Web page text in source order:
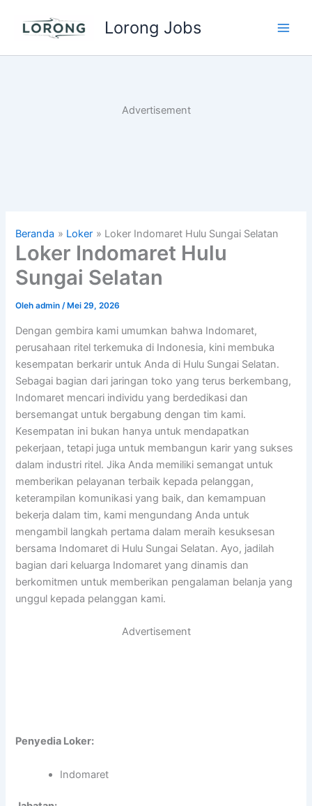
Lorong Jobs
Advertisement
Beranda Loker Loker Indomaret Hulu Sungai Selatan
Loker Indomaret Hulu
Sungai Selatan
Olehadmin/ Mei 29, 2026
Dengan gembira kami umumkan bahwa Indomaret,
perusahaan ritel terkemuka di Indonesia, kini membuka
kesempatan berkarir untuk Anda di Hulu Sungai Selatan.
Sebagai bagian dari jaringan toko yang terus berkembang,
Indomaret mencari individu yang berdedikasi dan
bersemangat untuk bergabung dengan tim kami.
Kesempatan ini bukan hanya untuk mendapatkan
pekerjaan, tetapi juga untuk membangun karir yang sukses
dalam industri ritel. Jika Anda memiliki semangat untuk
memberikan pelayanan terbaik kepada pelanggan,
keterampilan komunikasi yang baik, dan kemampuan
bekerja dalam tim, kami mengundang Anda untuk
mengambil langkah pertama dalam meraih kesuksesan
bersama Indomaret di Hulu Sungai Selatan. Ayo, jadilah
bagian dari keluarga Indomaret yang dinamis dan
berkomitmen untuk memberikan pengalaman belanja yang
unggul kepada pelanggan kami.
Advertisement
Penyedia Loker:
Indomaret